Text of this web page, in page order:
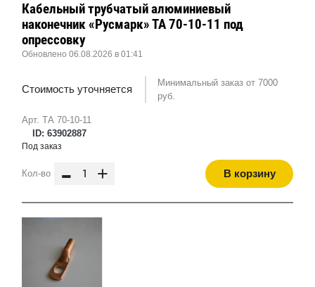
Арт. ТА 70-10-11
ID: 63902887
Кабельный трубчатый алюминиевый
наконечник «Русмарк» ТА 70-10-11 под
опрессовку
Обновлено 06.08.2026 в 01:41
Стоимость уточняется
Минимальный заказ от 7000
руб.
Под заказ
Кол-во - + В корзину